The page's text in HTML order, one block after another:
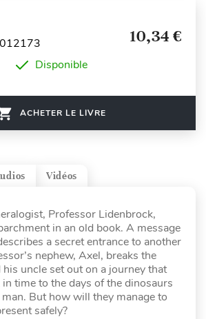
10,34 €
Disponible
ACHETER LE LIVRE
Vidéos
Professor Lidenbrock,
in an old book. A message
a secret entrance to another
nephew, Axel, breaks the
his uncle set out on a journey that
time to the days of the dinosaurs
But how will they manage to
safely?